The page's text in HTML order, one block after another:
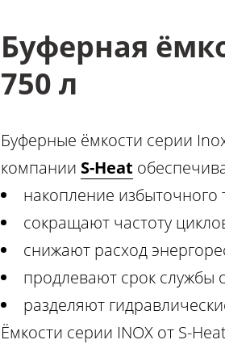
Буферная
750 л
Буферные ёмкости серии
компании S-Heat
накопление избыточного
сокращают частоту
снижают расход
продлевают срок службы
разделяют
Ёмкости серии INOX от S-